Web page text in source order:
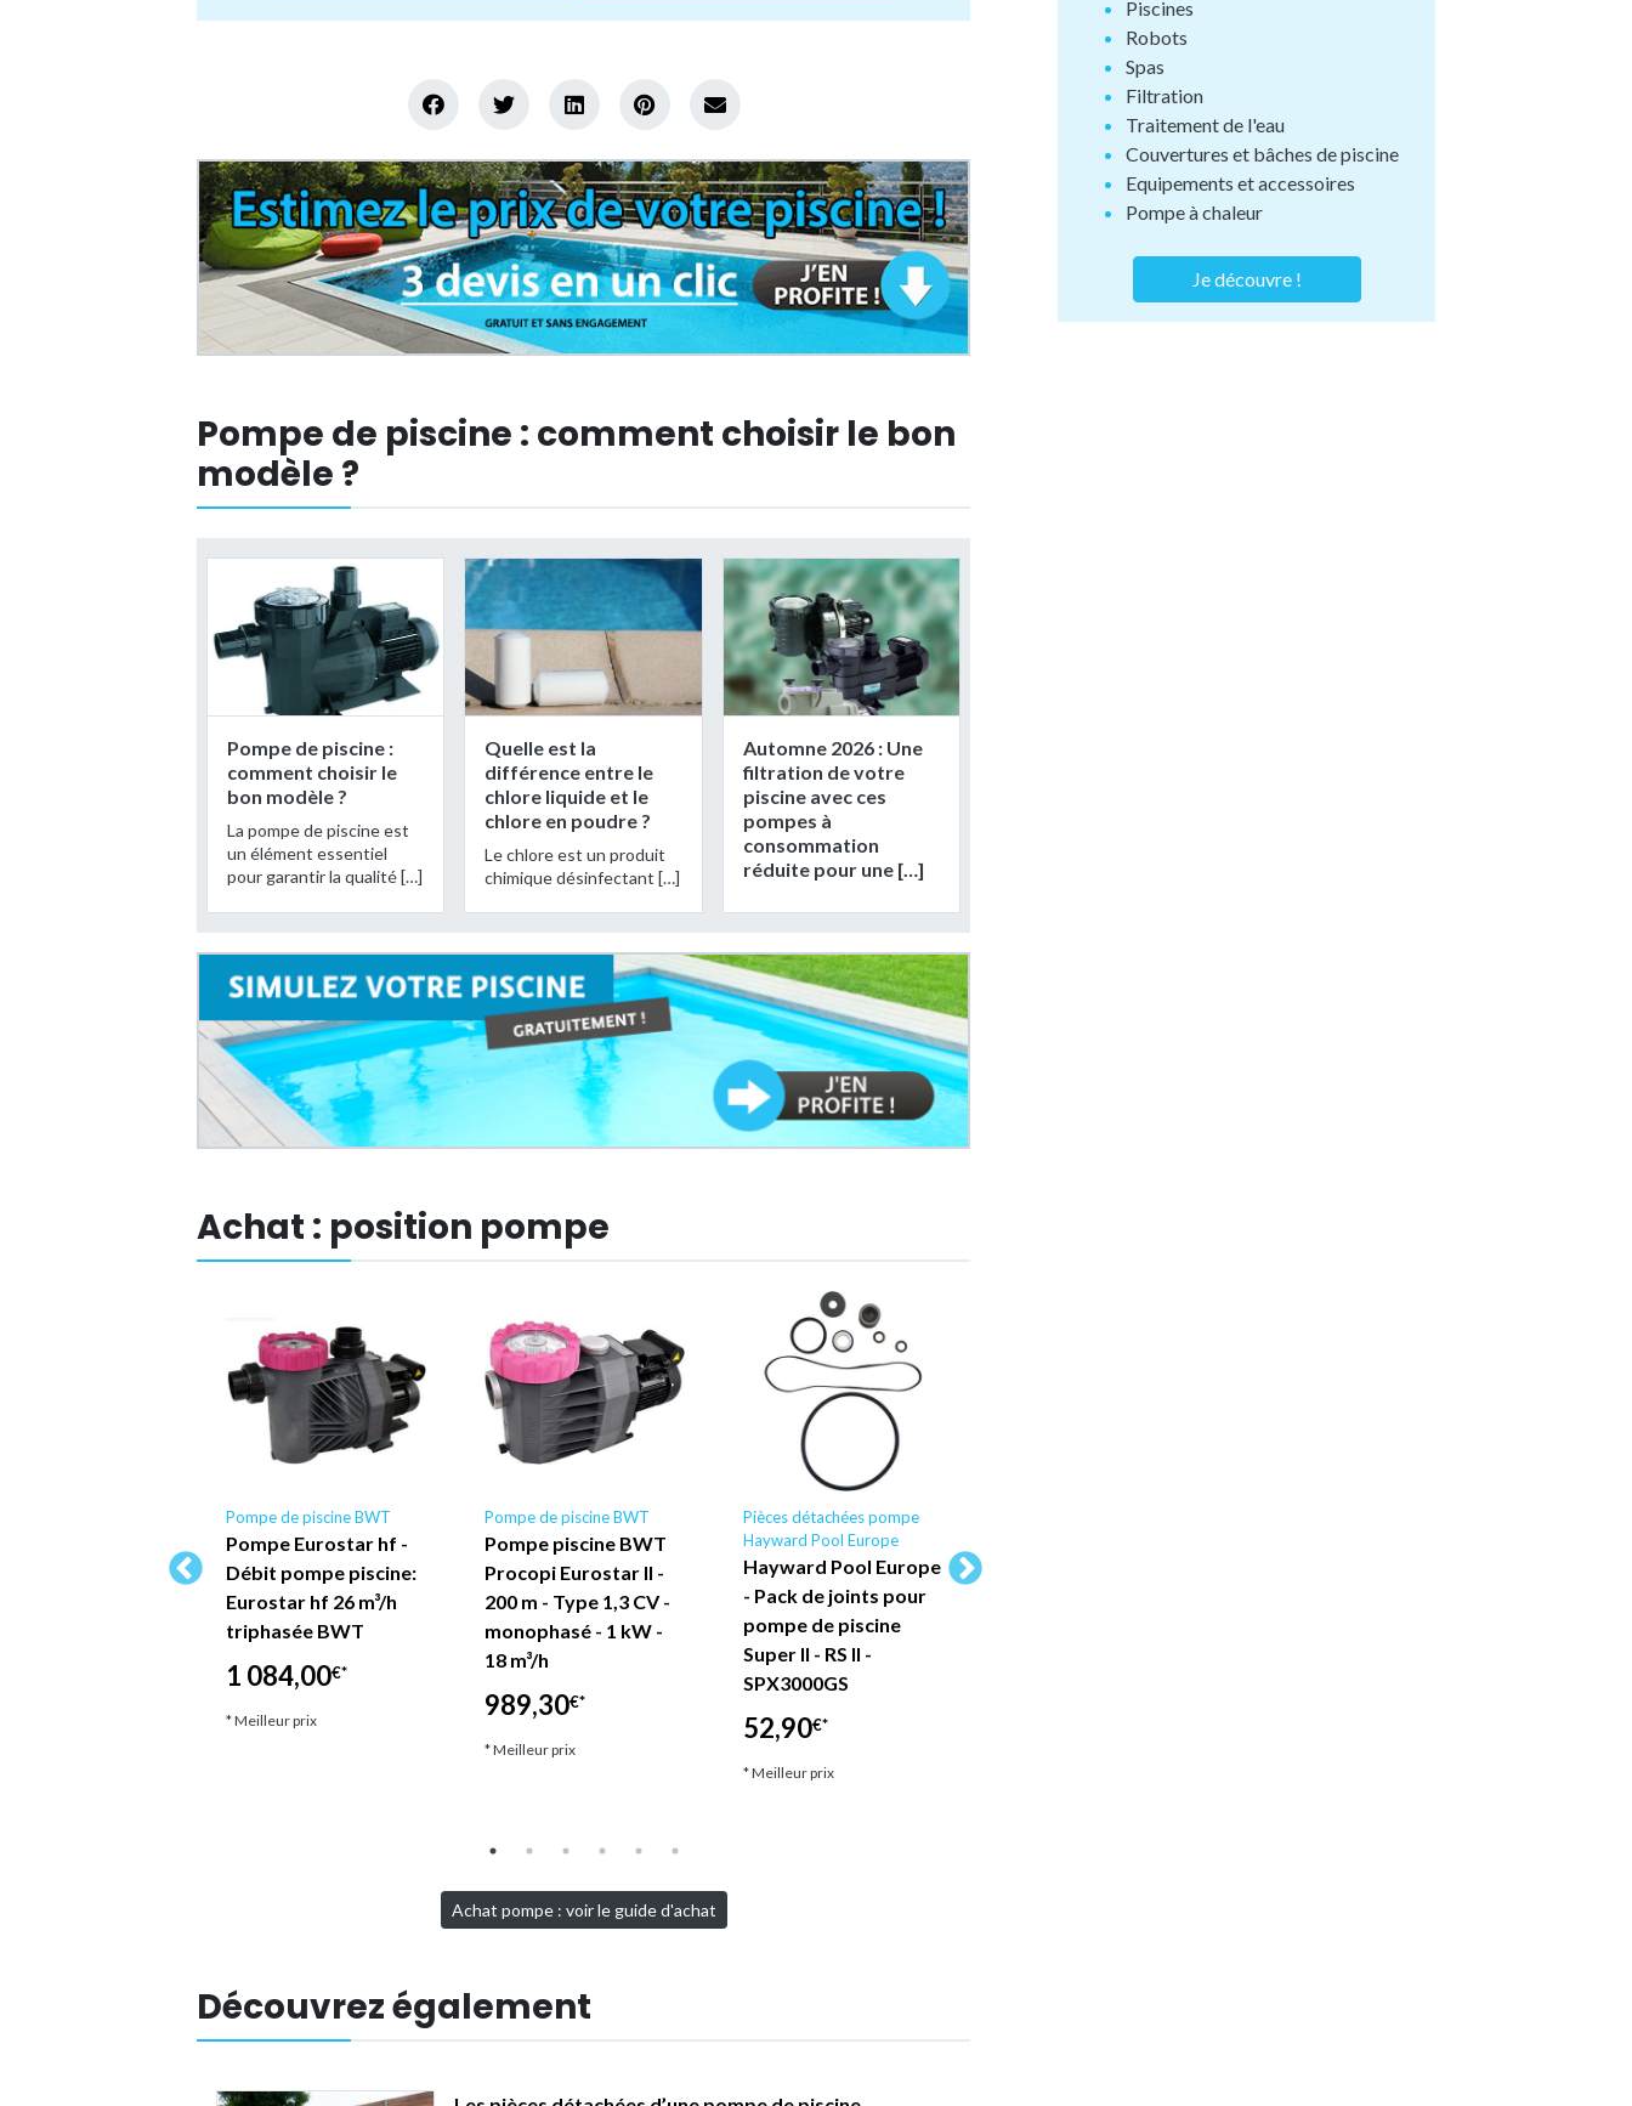
Pompe de piscine : comment choisir le bon
modèle ?
Pompe de piscine :
comment choisir le
bon modèle ?
La pompe de piscine est
un élément essentiel
pour garantir la qualité […]
Quelle est la
différence entre le
chlore liquide et le
chlore en poudre ?
Le chlore est un produit
chimique désinfectant […]
Automne 2026 : Une
filtration de votre
piscine avec ces
pompes à
consommation
réduite pour une […]
Achat : position pompe
Pompe de piscine BWT
Pompe Eurostar hf -
Débit pompe piscine:
Eurostar hf 26 m³/h
triphasée BWT
1 084,00€*
* Meilleur prix
Pompe de piscine BWT
Pompe piscine BWT
Procopi Eurostar II -
200 m - Type 1,3 CV -
monophasé - 1 kW -
18 m³/h
989,30€*
* Meilleur prix
Pièces détachées pompe
Hayward Pool Europe
Hayward Pool Europe
- Pack de joints pour
pompe de piscine
Super II - RS II -
SPX3000GS
52,90€*
* Meilleur prix
Achat pompe : voir le guide d'achat
Découvrez également
Piscines
Robots
Spas
Filtration
Traitement de l'eau
Couvertures et bâches de piscine
Equipements et accessoires
Pompe à chaleur
Je découvre !